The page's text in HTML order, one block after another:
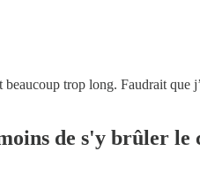
trop long. Faudrait
de s'y brûler